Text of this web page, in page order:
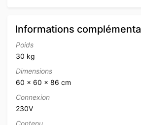
Informations
Poids
30 kg
Dimensions
60 × 60 × 86 cm
Connexion
230V
Contenu